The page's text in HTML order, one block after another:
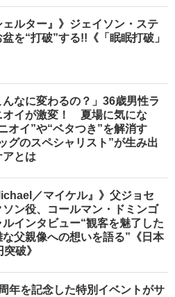
ェルター』》ジェイソン・ステ
を“打破”する!!《「眠眠打破」
んなに変わるの？」36歳男性ラ
オイが激変！ 夏場に気にな
オイ”や“ベタつき”を解消す
グのスペシャリスト”が生み出
アとは
／マイケル』》父ジョセ
ソン役、コールマン・ドミンゴ
インタビュー“観客を魅了した
父親像への想いを語る”《日本
破》
年を記念した特別イベントがサ